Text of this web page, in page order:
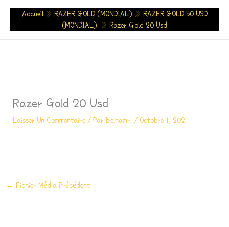
Aller
Accueil» RAZER GOLD (MONDIAL) » RAZER GOLD 50 USD
(MONDIAL). » Razer Gold 20 Usd
Razer Gold 20 Usd
Laisser Un Commentaire / Par Belhamri / Octobre 1, 2021
← Fichier Média Précédent